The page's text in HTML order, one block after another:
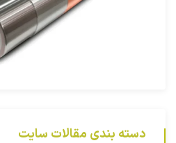
دسته بندی مقالات سایت